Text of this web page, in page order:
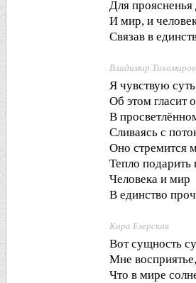
Для проясненья
И мир, и
Связав в
Владимир Тихомиров
Я чувствую
Об этом гласит
В
Сливаясь с
Оно стремится
Тепло подарить
Человека и мир
В единство
Кира Езерская
Вот сущность
Мне восприятье,
Что в мире